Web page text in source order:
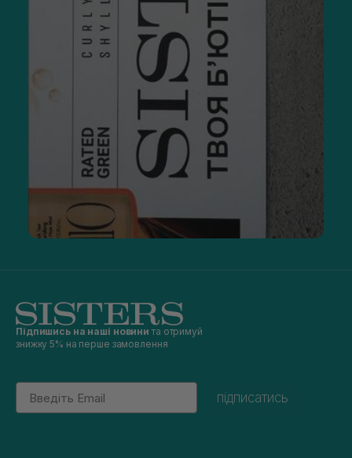
Підпишись на наші новини та отримуй
знижку 5% на перше замовлення
Email
підписатись